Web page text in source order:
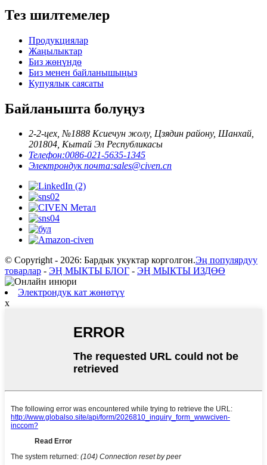
Тез шилтемелер
Продукциялар
Жаңылыктар
Биз жөнүндө
Биз менен байланышыңыз
Купуялык саясаты
Байланышта болуңуз
2-2-цех, №1888 Ксиечун жолу, Цзядин району, Шанхай,
201804, Кытай Эл Республикасы
Телефон:0086-021-5635-1345
Электрондук почта:sales@civen.cn
© Copyright - 2026: Бардык укуктар корголгон.Эң популярдуу
товарлар - ЭҢ МЫКТЫ БЛОГ - ЭҢ МЫКТЫ ИЗДӨӨ
Электрондук кат жөнөтүү
x